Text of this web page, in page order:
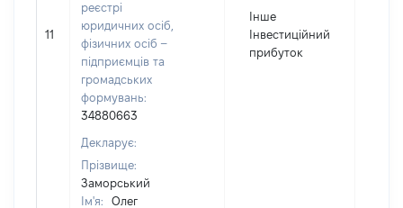
11
реєстрі
юридичних осіб,
фізичних осіб –
підприємців та
громадських
формувань:
34880663
Декларує:
Прізвище:
Заморський
Ім'я:
Олег
Інше
Інвестиційний
прибуток